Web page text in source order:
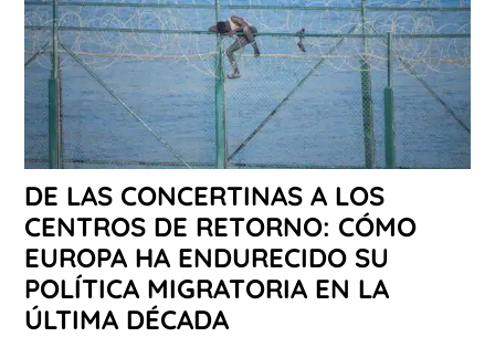
DE LAS CONCERTINAS A LOS
CENTROS DE RETORNO: CÓMO
EUROPA HA ENDURECIDO SU
POLÍTICA MIGRATORIA EN LA
ÚLTIMA DÉCADA